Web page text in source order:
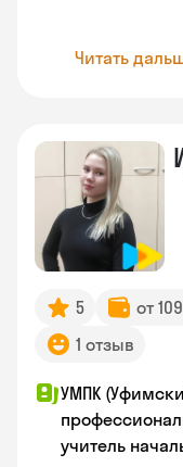
Читать
5 от
1 отзыв
УМПК
учитель